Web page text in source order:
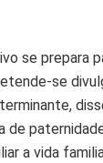
se prepara
se
a vida